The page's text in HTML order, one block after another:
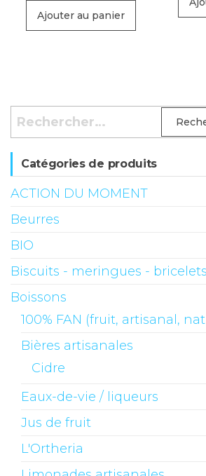
Ajouter au panier
Rechercher :
Catégories de produits
ACTION DU MOMENT
Beurres
BIO
Biscuits - meringues - bricelets
Boissons
100% FAN (fruit, artisanal,
Bières artisanales
Cidre
Eaux-de-vie / liqueurs
Jus de fruit
L'Ortheria